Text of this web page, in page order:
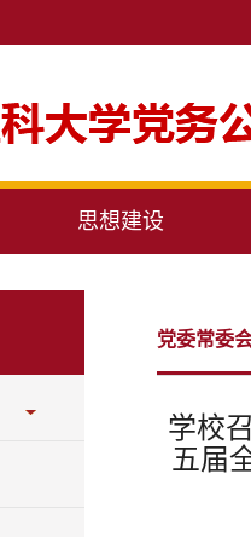
思想建设
党委常委
学校
五届